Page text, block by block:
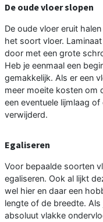
De oude vloer slopen
De oude vloer eruit
het soort vloer.
door met een grote
Heb je eenmaal een
gemakkelijk. Als er een
meer moeite kosten om
een eventuele lijmlaag
verwijderd.
Egaliseren
Voor bepaalde soorten
egaliseren. Ook al lijkt
wel hier en daar een
lengte of de breedte.
absoluut vlakke